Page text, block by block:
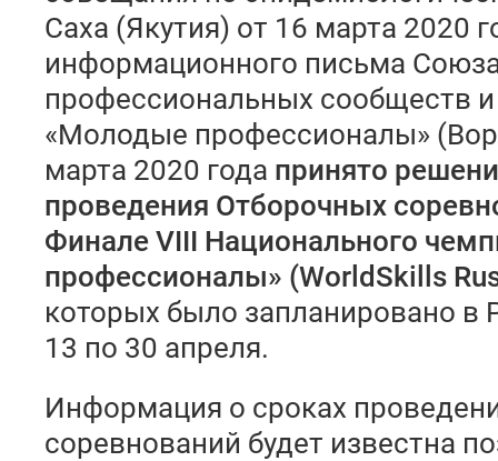
Саха (Якутия) от 16 марта 2020
информационного письма
профессиональных сообществ
«Молодые профессионалы»
марта 2020 года принято
проведения Отборочных
Финале VIII Национального
профессионалы» (WorldSkills
которых было запланировано в
13 по 30 апреля.
Информация о сроках
соревнований будет известна